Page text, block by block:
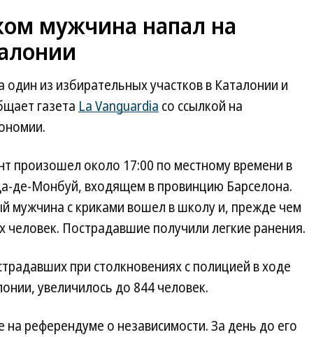
мужчина напал на
из избирательных участков в Каталонии и
газета La Vanguardia со ссылкой на
произошел около 17:00 по местному времени в
де-Монбуй, входящем в провинцию Барселона.
мужчина с криками вошел в школу и, прежде чем
человек. Пострадавшие получили легкие ранения.
при столкновениях с полицией в ходе
увеличилось до 844 человек.
референдуме о независимости. За день до его